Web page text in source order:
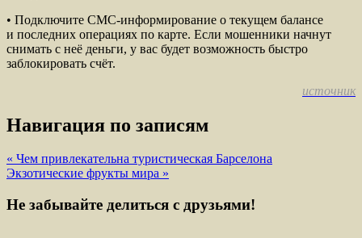
• Подключите СМС-информирование о текущем балансе
и последних операциях по карте. Если мошенники начнут
снимать с неё деньги, у вас будет возможность быстро
заблокировать счёт.
источник
Навигация по записям
« Чем привлекательна туристическая Барселона
Экзотические фрукты мира »
Не забывайте делиться с друзьями!